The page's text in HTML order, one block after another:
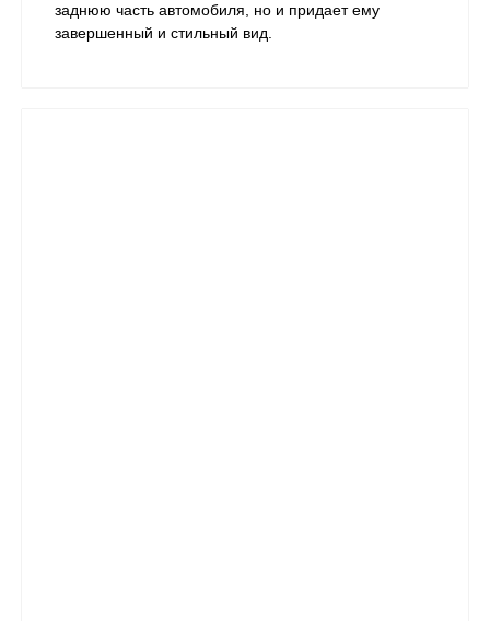
заднюю часть автомобиля, но и придает ему
завершенный и стильный вид.​